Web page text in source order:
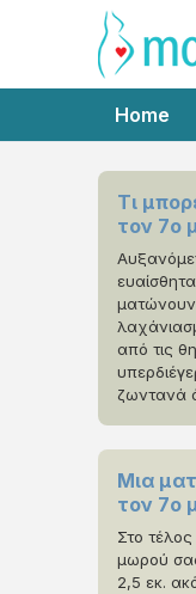
Home
Τι
τον 7ο
ματώνουν
από τις
ζωντανά
Μια
τον 7ο
Στο
μωρού
2,5 εκ.